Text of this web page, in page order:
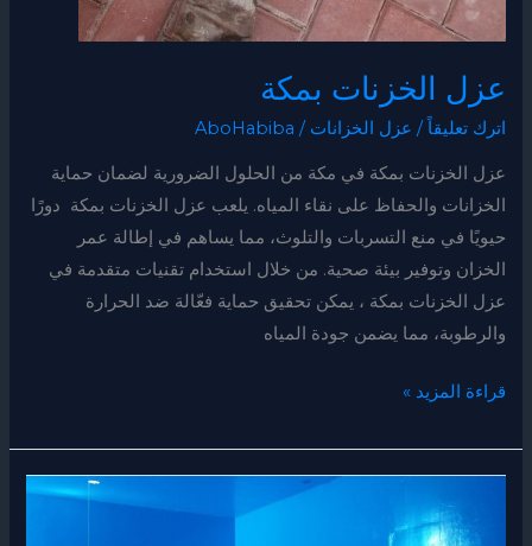
عزل الخزنات بمكة
اترك تعليقاً / عزل الخزانات /
AboHabiba
عزل الخزنات بمكة في مكة من الحلول الضرورية لضمان حماية
الخزانات والحفاظ على نقاء المياه. يلعب عزل الخزنات بمكة دورًا
حيويًا في منع التسربات والتلوث، مما يساهم في إطالة عمر
الخزان وتوفير بيئة صحية. من خلال استخدام تقنيات متقدمة في
عزل الخزنات بمكة ، يمكن تحقيق حماية فعّالة ضد الحرارة
والرطوبة، مما يضمن جودة المياه
قراءة المزيد »